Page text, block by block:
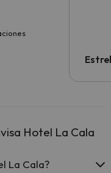
Hotel La Cala
La Cala?